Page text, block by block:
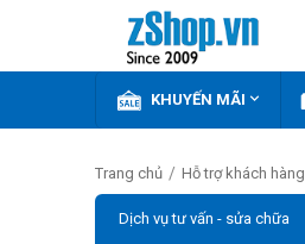
KHUYẾN MÃI 
Trang chủ / Hỗ trợ khách hàng
Dịch vụ tư vấn - sửa chữa